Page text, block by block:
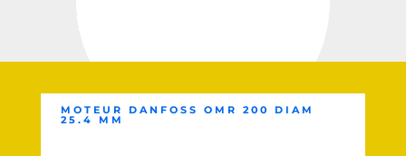
MOTEUR DANFOSS OMR 200 DIAM
25.4 MM